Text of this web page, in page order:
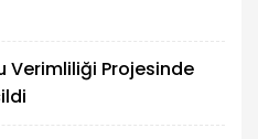
Verimliliği Projesinde